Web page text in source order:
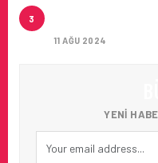
3
11 AĞU 2024
YENI